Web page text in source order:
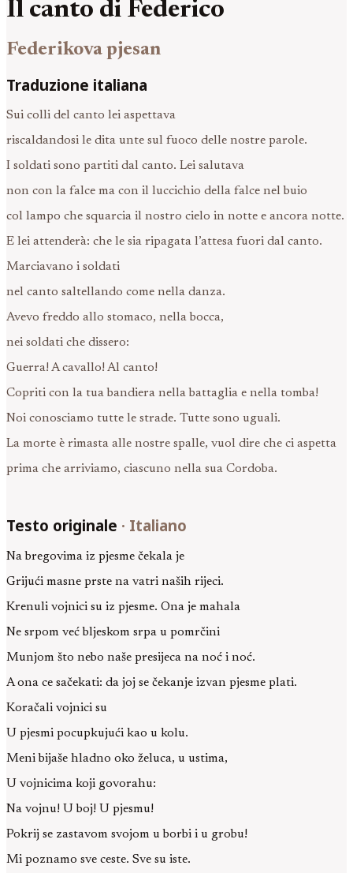
Il canto di Federico
Federikova pjesan
Traduzione italiana
Sui colli del canto lei aspettava
riscaldandosi le dita unte sul fuoco delle nostre parole.
I soldati sono partiti dal canto. Lei salutava
non con la falce ma con il luccichio della falce nel buio
col lampo che squarcia il nostro cielo in notte e ancora notte.
E lei attenderà: che le sia ripagata l’attesa fuori dal canto.
Marciavano i soldati
nel canto saltellando come nella danza.
Avevo freddo allo stomaco, nella bocca,
nei soldati che dissero:
Guerra! A cavallo! Al canto!
Copriti con la tua bandiera nella battaglia e nella tomba!
Noi conosciamo tutte le strade. Tutte sono uguali.
La morte è rimasta alle nostre spalle, vuol dire che ci aspetta
prima che arriviamo, ciascuno nella sua Cordoba.
Testo originale · Italiano
Na bregovima iz pjesme čekala je
Grijući masne prste na vatri naših rijeci.
Krenuli vojnici su iz pjesme. Ona je mahala
Ne srpom već bljeskom srpa u pomrčini
Munjom što nebo naše presijeca na noć i noć.
A ona ce sačekati: da joj se čekanje izvan pjesme plati.
Koračali vojnici su
U pjesmi pocupkujući kao u kolu.
Meni bijaše hladno oko želuca, u ustima,
U vojnicima koji govorahu:
Na vojnu! U boj! U pjesmu!
Pokrij se zastavom svojom u borbi i u grobu!
Mi poznamo sve ceste. Sve su iste.